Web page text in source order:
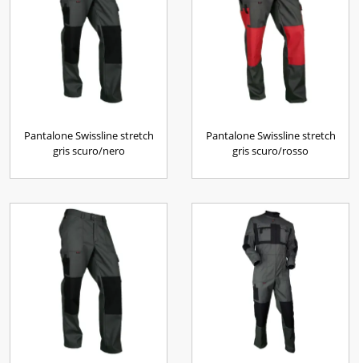
Pantalone Swissline stretch
gris scuro/nero
Pantalone Swissline stretch
gris scuro/rosso